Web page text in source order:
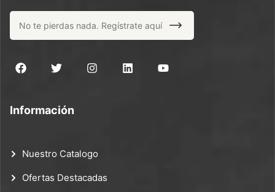
Información
Nuestro Catalogo
Ofertas Destacadas